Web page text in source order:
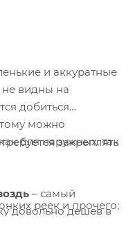
и аккуратные
видны на
добиться
можно
для наружных, так
– самый
довольно дешев в
гвозде – не
закреплять
реек и прочего;
наличников;